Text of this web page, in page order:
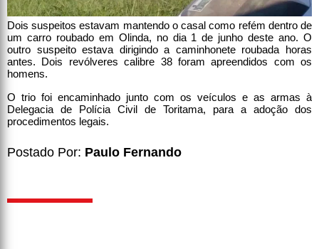
Dois suspeitos estavam mantendo o casal como refém dentro de
um carro roubado em Olinda, no dia 1 de junho deste ano. O
outro suspeito estava dirigindo a caminhonete roubada horas
antes. Dois revólveres calibre 38 foram apreendidos com os
homens.
O trio foi encaminhado junto com os veículos e as armas à
Delegacia de Polícia Civil de Toritama, para a adoção dos
procedimentos legais.
Postado Por: Paulo Fernando